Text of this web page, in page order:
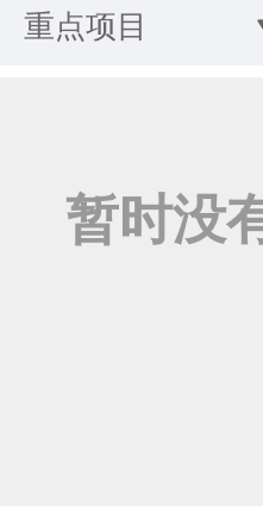
重点项目
暂时没